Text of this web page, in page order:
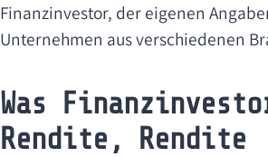
Finanzinvestor, der eigenen
Unternehmen aus verschiedenen
Was
Rendite, Rendite